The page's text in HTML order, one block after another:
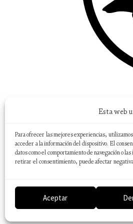
Esta web
Para ofrecer las mejores experiencias, utilizamos
acceder a la información del dispositivo. El
datos como el comportamiento de navegación o
retirar el consentimiento, puede afectar
Aceptar